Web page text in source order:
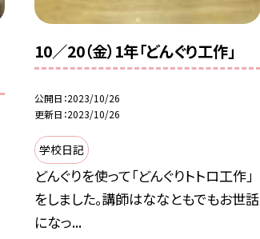
10／20（金）1年「どんぐり工作」
公開日 2023/10/26
更新日 2023/10/26
学校日記
どんぐりを使って「どんぐりトトロ工作」
をしました。講師はななともでもお世話
になっ...